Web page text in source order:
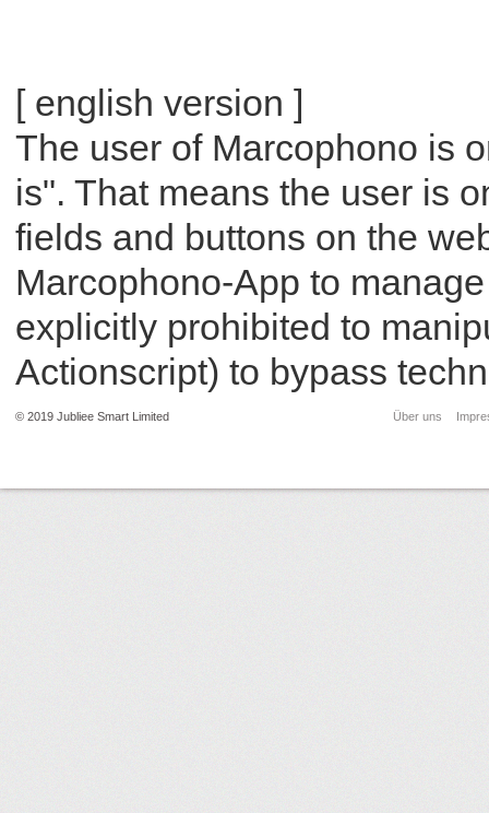
[ english version ]
The user of Marcophono is
is". That means the user is
fields and buttons on the
Marcophono-App to
explicitly prohibited to
Actionscript) to bypass
© 2019 Jubliee Smart Limited Über uns